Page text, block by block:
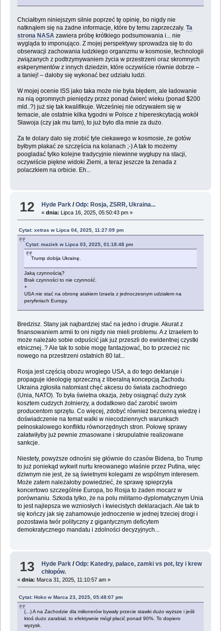
Chciałbym niniejszym silnie poprzeć tę opinię, bo nigdy nie
natknąłem się na żadne informacje, które by temu zaprzeczały. Ta
strona NASAzawiera próbę krótkiego podsumowania i... nie
wygląda to imponująco. Z mojej perspektywy sprowadza się to do
obserwacji zachowania ludzkiego organizmu w kosmosie, technologii
związanych z podtrzymywaniem życia w przestrzeni oraz skromnych
eskperymentów z innych dziedzin, które oczywiście równie dobrze –
a taniej! – dałoby się wykonać bez udziału ludzi.
W mojej ocenie ISS jako taka może nie była błędem, ale ładowanie
na nią ogromnych pieniędzy przez ponad ćwierć wieku (ponad $200
mld..?) już się tak kwalifikuje. Wcześniej nie odzywałem się w
temacie, ale ostatnie kilka tygodni w Polsce z hipereskcytacją wokół
Sławoja (czy jak mu tam), to już było dla mnie za dużo.
Za te dolary dało się zrobić tyle ciekawego w kosmosie, że gotów
byłbym płakać ze szczęścia na kolanach ;-) A tak to możemy
poogladać tylko kolejne tradycyjnie niewinne wygłupy na stacji,
oczywiście piękne widoki Ziemi, a teraz jeszcze ta żenada z
polaczkiem na orbicie. Eh...
12 Hyde Park /Odp: Rosja, ZSRR, Ukraina...
«dnia: Lipca 16, 2025, 05:50:43 pm »
Cytat: xetras w Lipca 04, 2025, 11:27:09 pm
Cytat: maziek w Lipca 03, 2025, 01:18:48 pm
Trump dobija Ukrainę.
Jaką czynnością?
Brak czynności to nie czynność.
+
USA nie stać na obronę atakiem Izraela z jednoczesnym udziałem na
peryferiach Europy.
Bredzisz. Stany jak najbardziej stać na jedno i drugie. Akurat z
finansowaniem armii to oni nigdy nie mieli problemu. A z Izraelem to
może należało sobie odpuścić jak już przeszli do ewidentnej czystki
etnicznej..? Ale tak to sobie mogę fantazjować, bo to przecież nic
nowego na przestrzeni ostatnich 80 lat...
Rosja jest częścią obozu wrogiego USA, a do tego deklaruje i
propaguje ideologię sprzeczną z liberalną koncepcją Zachodu.
Ukraina zgłosiła natomiast chęć akcesu do świata zachodniego
(Unia, NATO). To była świetna okazja, żeby osiągnąć duży zysk
kosztem cudzych żołnierzy, a dodatkowo dać zarobić swoim
producentom sprzętu. Co więcej, zdobyć również bezcenną wiedzę i
doświadczenie na temat walki w niecodziennych warunkach
pełnoskalowego konfliktu równorzędnych stron. Połowę sprawy
załatwiłyby już pewnie zmasowane i skrupulatnie realizowane
sankcje.
Niestety, powyższe odnośni się głównie do czasów Bidena, bo Trump
to już poniekąd wykwit nurtu kreowanego właśnie przez Putina, więc
dziwnym nie jest, że są świetnymi kolegami ze wspólnym interesem.
Może zatem należałoby powiedzieć, że sprawę spieprzyła
koncertowo szczególnie Europa, bo Rosja to żaden mocarz w
porównaniu. Szkoda tylko, że na polu militarno-dyplomatycznym Unia
to jest najlepsza we wzniosłych i kwiecistych deklaracjach. Ale tak to
się kończy jak się zahamowuje jednoczenie w jednej trzeciej drogi i
pozostawia twór polityczny z gigantycznym deficytem
demokratycznego mandatu i zdolności decyzyjnych...
13 Hyde Park /Odp: Katedry, pałace, zamki vs pot, łzy i krew
chłopów.
« dnia: Marca 31, 2025, 11:10:57 am »
Cytat: Hoko w Marca 23, 2025, 05:48:07 pm
(...) A na Zachodzie dla milionerów bywały przecie stawki dużo wyższe i jeśli
ktoś dużo zarabiał, to efektywnie mógł płacić ponad 90%. To dopiero
wyzysk.